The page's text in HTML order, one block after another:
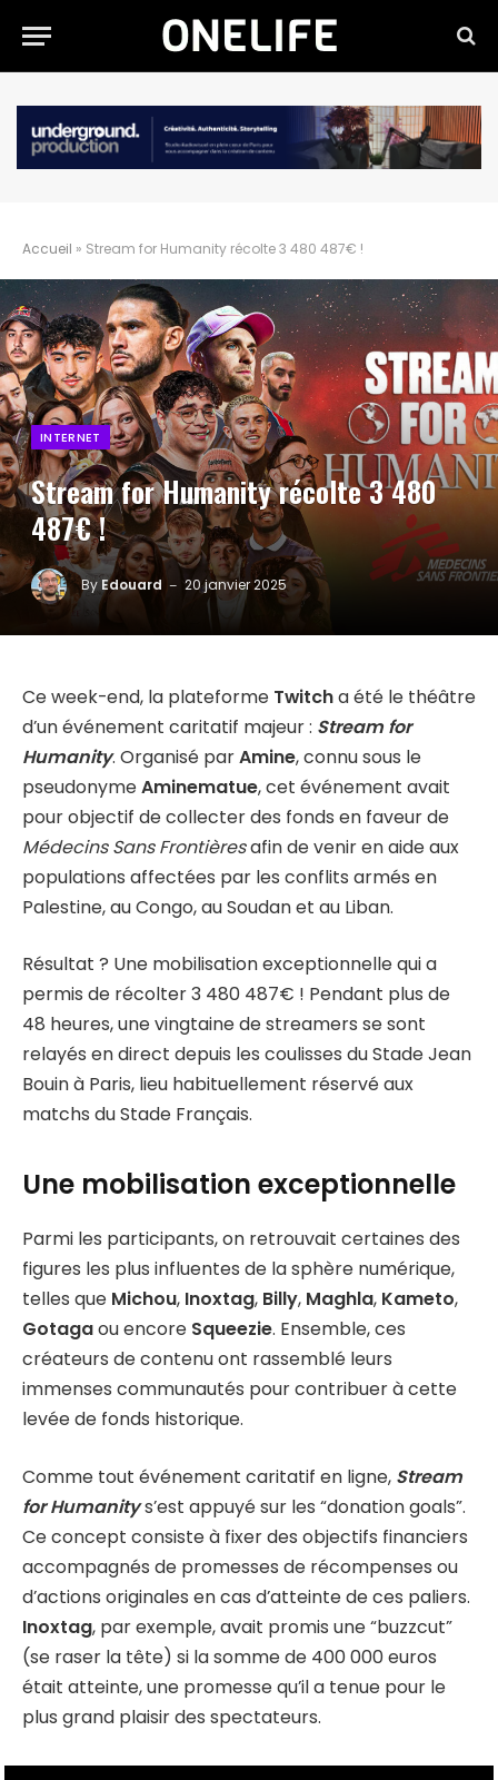
Accueil » Stream for Humanity récolte 3 480 487€ !
INTERNET
Stream for Humanity récolte 3 480
487€ !
By Edouard 20 janvier 2025
Ce week-end, la plateforme Twitcha été le théâtre
d’un événement caritatif majeur : Stream for
Humanity. Organisé parAmine, connu sous le
pseudonymeAminematue, cet événement avait
pour objectif de collecter des fonds en faveur de
Médecins Sans Frontièresafin de venir en aide aux
populations affectées par les conflits armés en
Palestine, au Congo, au Soudan et au Liban.
Résultat ? Une mobilisation exceptionnelle qui a
permis de récolter 3 480 487€ ! Pendant plus de
48 heures, une vingtaine de streamers se sont
relayés en direct depuis les coulisses du Stade Jean
Bouin à Paris, lieu habituellement réservé aux
matchs du Stade Français.
Une mobilisation exceptionnelle
Parmi les participants, on retrouvait certaines des
figures les plus influentes de la sphère numérique,
telles que Michou, Inoxtag, Billy, Maghla, Kameto,
Gotagaou encore Squeezie. Ensemble, ces
créateurs de contenu ont rassemblé leurs
immenses communautés pour contribuer à cette
levée de fonds historique.
Comme tout événement caritatif en ligne, Stream
for Humanitys’est appuyé sur les “donation goals”.
Ce concept consiste à fixer des objectifs financiers
accompagnés de promesses de récompenses ou
d’actions originales en cas d’atteinte de ces paliers.
Inoxtag, par exemple, avait promis une “buzzcut”
(se raser la tête) si la somme de 400 000 euros
était atteinte, une promesse qu’il a tenue pour le
plus grand plaisir des spectateurs.